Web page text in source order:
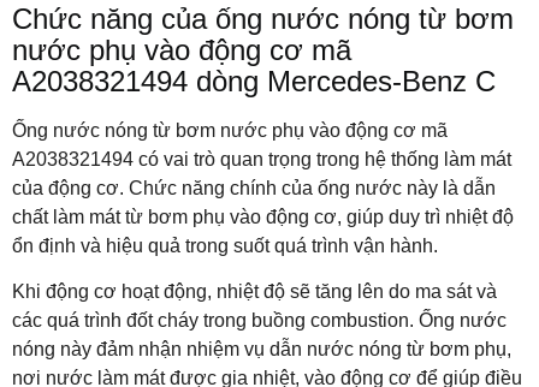
Chức năng của ống nước nóng từ bơm
nước phụ vào động cơ mã
A2038321494 dòng Mercedes-Benz C
Ống nước nóng từ bơm nước phụ vào động cơ mã
A2038321494 có vai trò quan trọng trong hệ thống làm mát
của động cơ. Chức năng chính của ống nước này là dẫn
chất làm mát từ bơm phụ vào động cơ, giúp duy trì nhiệt độ
ổn định và hiệu quả trong suốt quá trình vận hành.
Khi động cơ hoạt động, nhiệt độ sẽ tăng lên do ma sát và
các quá trình đốt cháy trong buồng combustion. Ống nước
nóng này đảm nhận nhiệm vụ dẫn nước nóng từ bơm phụ,
nơi nước làm mát được gia nhiệt, vào động cơ để giúp điều